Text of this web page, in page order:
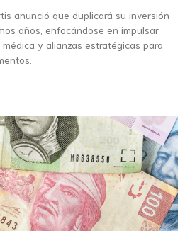
anunció que duplicará su inversión
años, enfocándose en impulsar
y alianzas estratégicas para